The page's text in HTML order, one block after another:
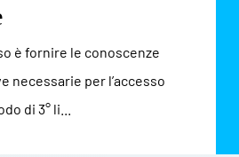
è fornire le conoscenze
necessarie per l’accesso
di 3° li...